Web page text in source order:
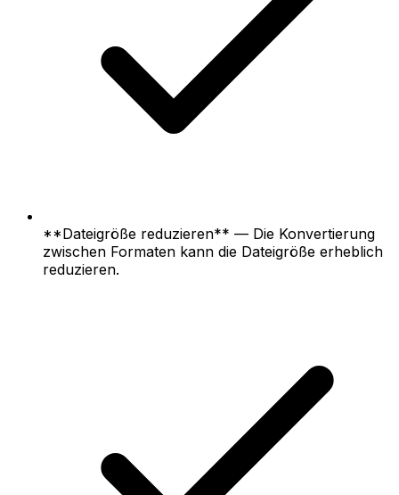
**Dateigröße reduzieren** — Die Konvertierung
zwischen Formaten kann die Dateigröße erheblich
reduzieren.